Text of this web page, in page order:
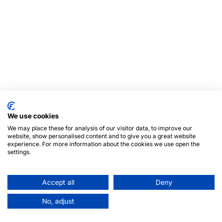
We use cookies
We may place these for analysis of our visitor data, to improve our
website, show personalised content and to give you a great website
experience. For more information about the cookies we use open the
settings.
Accept all Deny
No, adjust